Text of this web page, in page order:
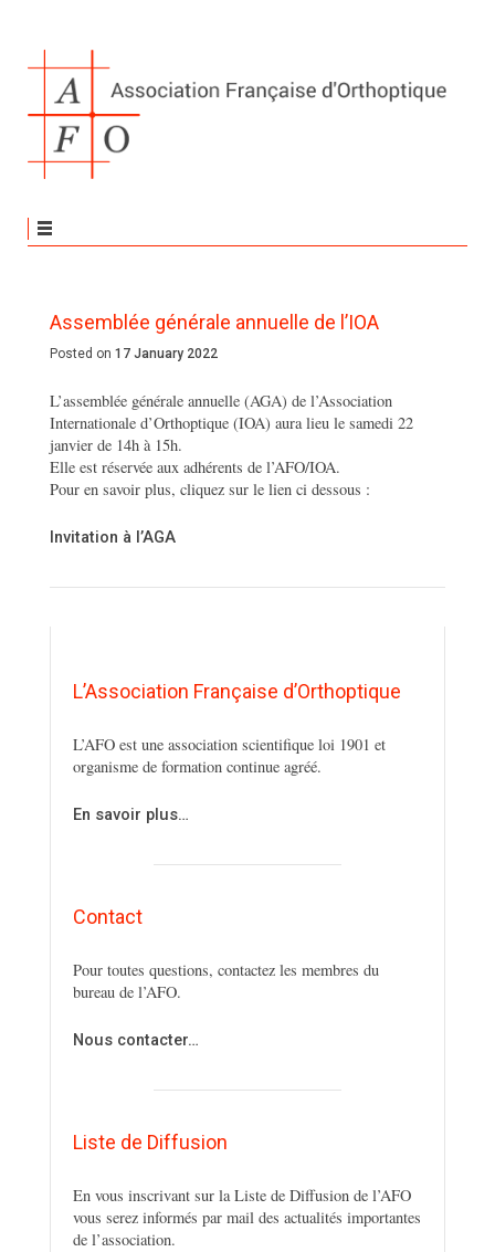
Assemblée générale annuelle de l’IOA
Posted on 17 January 2022
L’assemblée générale annuelle (AGA) de l’Association
Internationale d’Orthoptique (IOA) aura lieu le samedi 22
janvier de 14h à 15h.
Elle est réservée aux adhérents de l’AFO/IOA.
Pour en savoir plus, cliquez sur le lien ci dessous :
Invitation à l’AGA
L’Association Française d’Orthoptique
L’AFO est une association scientifique loi 1901 et
organisme de formation continue agréé.
En savoir plus…
Contact
Pour toutes questions, contactez les membres du
bureau de l’AFO.
Nous contacter…
Liste de Diffusion
En vous inscrivant sur la Liste de Diffusion de l’AFO
vous serez informés par mail des actualités importantes
de l’association.